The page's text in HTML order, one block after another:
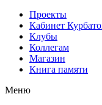
Проекты
Кабинет
Клубы
Коллегам
Магазин
Книга памяти
Меню